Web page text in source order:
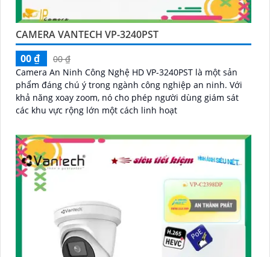
CAMERA VANTECH VP-3240PST
00 ₫
00 ₫
Camera An Ninh Công Nghệ HD VP-3240PST là một sản
phẩm đáng chú ý trong ngành công nghiệp an ninh. Với
khả năng xoay zoom, nó cho phép người dùng giám sát
các khu vực rộng lớn một cách linh hoạt